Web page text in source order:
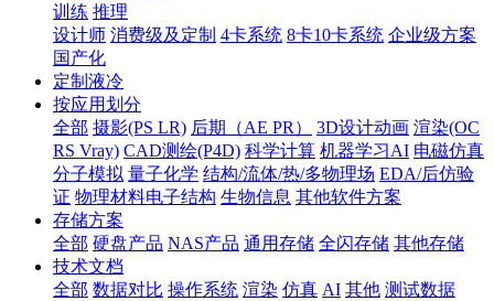
训练 推理
设计师 消费级及定制 4卡系统 8卡10卡系统 企业级方案
国产化
定制液冷
按应用划分
全部 摄影(PS LR) 后期（AE PR） 3D设计动画 渲染(OC
RS Vray) CAD测绘(P4D) 科学计算 机器学习AI 电磁仿真
分子模拟 量子化学 结构/流体/热/多物理场 EDA/后仿验
证 物理材料电子结构 生物信息 其他软件方案
存储方案
全部 硬盘产品 NAS产品 通用存储 全闪存储 其他存储
技术文档
全部 数据对比 操作系统 渲染 仿真 AI 其他 测试数据